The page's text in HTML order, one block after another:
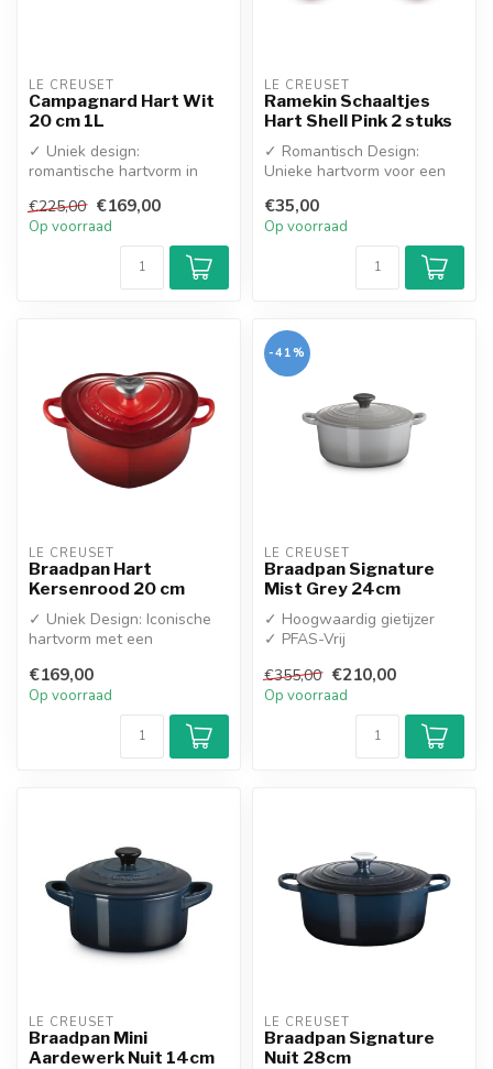
LE CREUSET
Campagnard Hart Wit
20 cm 1L
✓ Uniek design:
romantische hartvorm in
✓ Superieure gar...
€225,00 €169,00
Op voorraad
LE CREUSET
Ramekin Schaaltjes
Hart Shell Pink 2 stuks
✓ Romantisch Design:
Unieke hartvorm voor een
✓ Hoogwaa...
€35,00
Op voorraad
LE CREUSET
Braadpan Hart
Kersenrood 20 cm
✓ Uniek Design: Iconische
hartvorm met een
RVS-knop
✓ Su...
€169,00
Op voorraad
-41%
LE CREUSET
Braadpan Signature
Mist Grey 24cm
✓ Hoogwaardig gietijzer
✓ PFAS-Vrij
€355,00 €210,00
Op voorraad
LE CREUSET
Braadpan Mini
Aardewerk Nuit 14cm
LE CREUSET
Braadpan Signature
Nuit 28cm